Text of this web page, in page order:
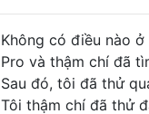
Không có điều nào
Pro và thậm chí đã
Sau đó, tôi đã thử
Tôi thậm chí đã thử